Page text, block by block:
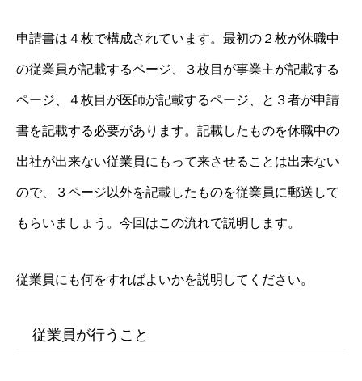
申請書は４枚で構成されています。最初の２枚が休職中
の従業員が記載するページ、３枚目が事業主が記載する
ページ、４枚目が医師が記載するページ、と３者が申請
書を記載する必要があります。記載したものを休職中の
出社が出来ない従業員にもって来させることは出来ない
ので、３ページ以外を記載したものを従業員に郵送して
もらいましょう。今回はこの流れで説明します。
従業員にも何をすればよいかを説明してください。
従業員が行うこと